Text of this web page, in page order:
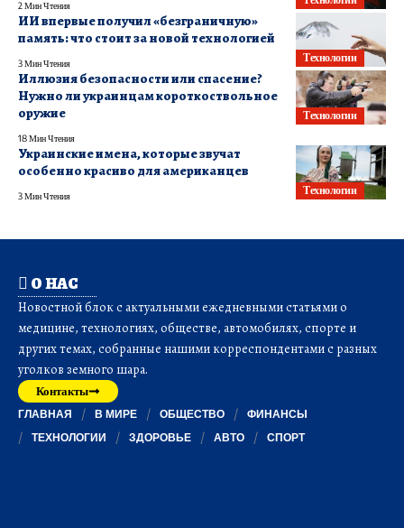
2 Мин Чтения
Технологии
ИИ впервые получил «безграничную»
память: что стоит за новой технологией
3 Мин Чтения
Технологии
Иллюзия безопасности или спасение?
Нужно ли украинцам короткоствольное
оружие
18 Мин Чтения
Технологии
Украинские имена, которые звучат
особенно красиво для американцев
3 Мин Чтения
О НАС
Новостной блок с актуальными ежедневными статьями о
медицине, технологиях, обществе, автомобилях, спорте и
других темах, собранные нашими корреспондентами с разных
уголков земного шара.
Контакты
ГЛАВНАЯ В МИРЕ ОБЩЕСТВО
ФИНАНСЫ
ТЕХНОЛОГИИ
ЗДОРОВЬЕ АВТО СПОРТ